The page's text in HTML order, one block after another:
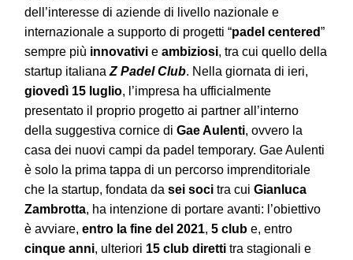
dell’interesse di aziende di livello nazionale e
internazionale a supporto di progetti “padel centered”
sempre più innovativi e ambiziosi, tra cui quello della
startup italiana Z Padel Club. Nella giornata di ieri,
giovedì 15 luglio, l’impresa ha ufficialmente
presentato il proprio progetto ai partner all’interno
della suggestiva cornice di Gae Aulenti, ovvero la
casa dei nuovi campi da padel temporary. Gae Aulenti
è solo la prima tappa di un percorso imprenditoriale
che la startup, fondata da sei soci tra cui Gianluca
Zambrotta, ha intenzione di portare avanti: l’obiettivo
è avviare, entro la fine del 2021, 5 club e, entro
cinque anni, ulteriori 15 club diretti tra stagionali e